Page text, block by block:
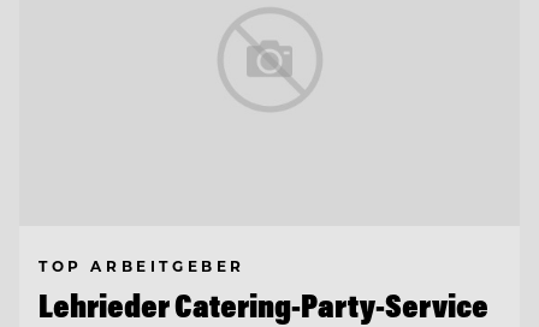
TOP ARBEITGEBER
Lehrieder Catering-Party-Service